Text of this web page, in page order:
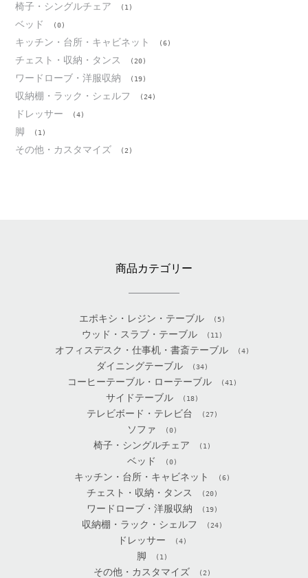
椅子・シングルチェア (1)
ベッド (0)
キッチン・台所・キャビネット (6)
チェスト・収納・タンス (20)
ワードローブ・洋服収納 (19)
収納棚・ラック・シェルフ (24)
ドレッサー (4)
脚 (1)
その他・カスタマイズ (2)
商品カテゴリー
エポキシ・レジン・テーブル (5)
ウッド・スラブ・テーブル (11)
オフィスデスク・仕事机・書斎テーブル (4)
ダイニングテーブル (34)
コーヒーテーブル・ローテーブル (41)
サイドテーブル (18)
テレビボード・テレビ台 (27)
ソファ (0)
椅子・シングルチェア (1)
ベッド (0)
キッチン・台所・キャビネット (6)
チェスト・収納・タンス (20)
ワードローブ・洋服収納 (19)
収納棚・ラック・シェルフ (24)
ドレッサー (4)
脚 (1)
その他・カスタマイズ (2)